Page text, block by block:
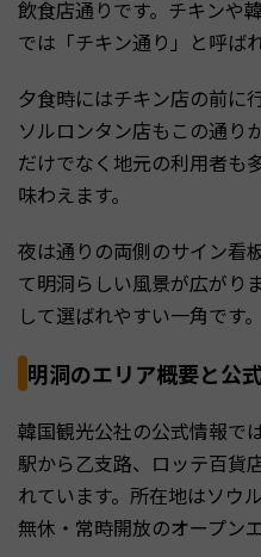
飲食店通りです。チキンや
では「チキン通り」と呼ば
夕食時にはチキン店の前に
ソルロンタン店もこの通り
だけでなく地元の利用者も
味わえます。
夜は通りの両側のサイン看
て明洞らしい風景が広がり
して選ばれやすい一角です。
明洞のエリア概要と公
韓国観光公社の公式情報で
駅から乙支路、ロッテ百貨
れています。所在地はソウ
無休・常時開放のオープン